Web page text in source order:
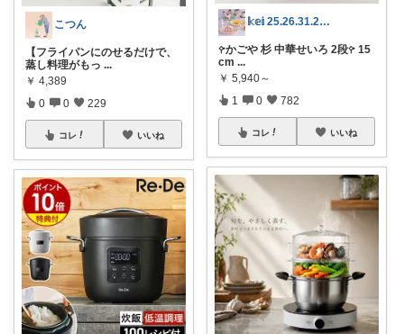
こつん
【フライパンにのせるだけで、
蒸し料理がもっ ...
￥ 4,389
0 0 229
コレ いいね
𝕜𝕖𝕚 25.26.31.2日💓
𖧤かごや 杉 中華せいろ 2段𖧤 15
cm ...
￥ 5,940～
1 0 782
コレ いいね